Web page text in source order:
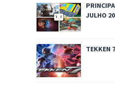
JULHO
TEKKEN 7